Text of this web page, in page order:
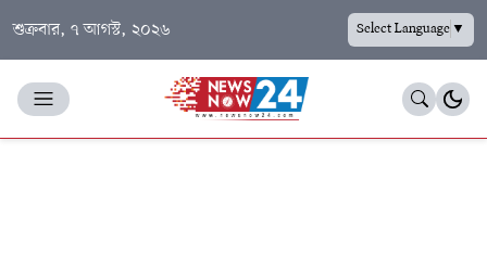
শুক্রবার, ৭ আগস্ট, ২০২৬ Select Language▼